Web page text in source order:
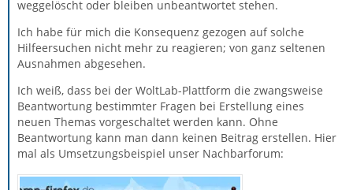
weggelöscht oder bleiben unbeantwortet stehen.
Ich habe für mich die Konsequenz gezogen auf solche
Hilfeersuchen nicht mehr zu reagieren; von ganz seltenen
Ausnahmen abgesehen.
Ich weiß, dass bei der WoltLab-Plattform die zwangsweise
Beantwortung bestimmter Fragen bei Erstellung eines
neuen Themas vorgeschaltet werden kann. Ohne
Beantwortung kann man dann keinen Beitrag erstellen. Hier
mal als Umsetzungsbeispiel unser Nachbarforum: